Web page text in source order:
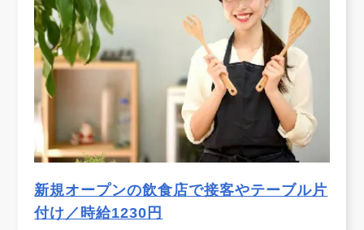
新規オープンの飲食店で接客やテーブル片
付け／時給1230円